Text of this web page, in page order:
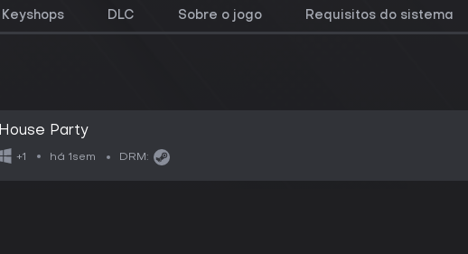
Keyshops DLC Sobre o jogo Requisitos do sistema
House Party
+1 há 1sem DRM: